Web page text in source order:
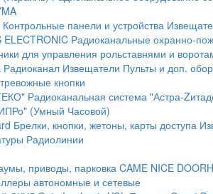
Контрольные панели и устройства
ELECTRONIC Радиоканальные охранно-
для управления рольставнями и
Радиоканал Извещатели Пульты и доп.
кнопки
Радиоканальная система "Астра-
(Умный Часовой)
Брелки, кнопки, жетоны, карты доступа
Радиолинии
приводы, парковка CAME NICE
автономные и сетевые